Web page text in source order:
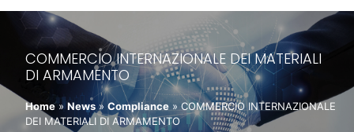
COMMERCIO INTERNAZIONALE DEI MATERIALI
DI ARMAMENTO
Home » News » Compliance » COMMERCIO INTERNAZIONALE
DEI MATERIALI DI ARMAMENTO